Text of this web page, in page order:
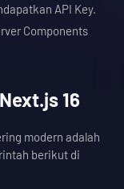
API Key.
Components
16
modern adalah
berikut di